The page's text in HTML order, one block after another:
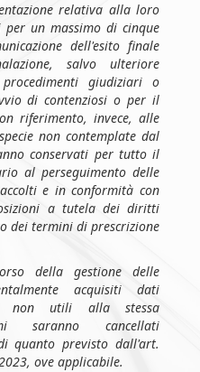
relativa alla loro
per un massimo di cinque
dell'esito finale
salvo ulteriore
giudiziari o
di contenziosi o per il
riferimento, invece, alle
non contemplate dal
conservati per tutto il
al perseguimento delle
e in conformità con
a tutela dei diritti
dei termini di prescrizione
della gestione delle
acquisiti dati
non utili alla stessa
saranno cancellati
quanto previsto dall'art.
ove applicabile.